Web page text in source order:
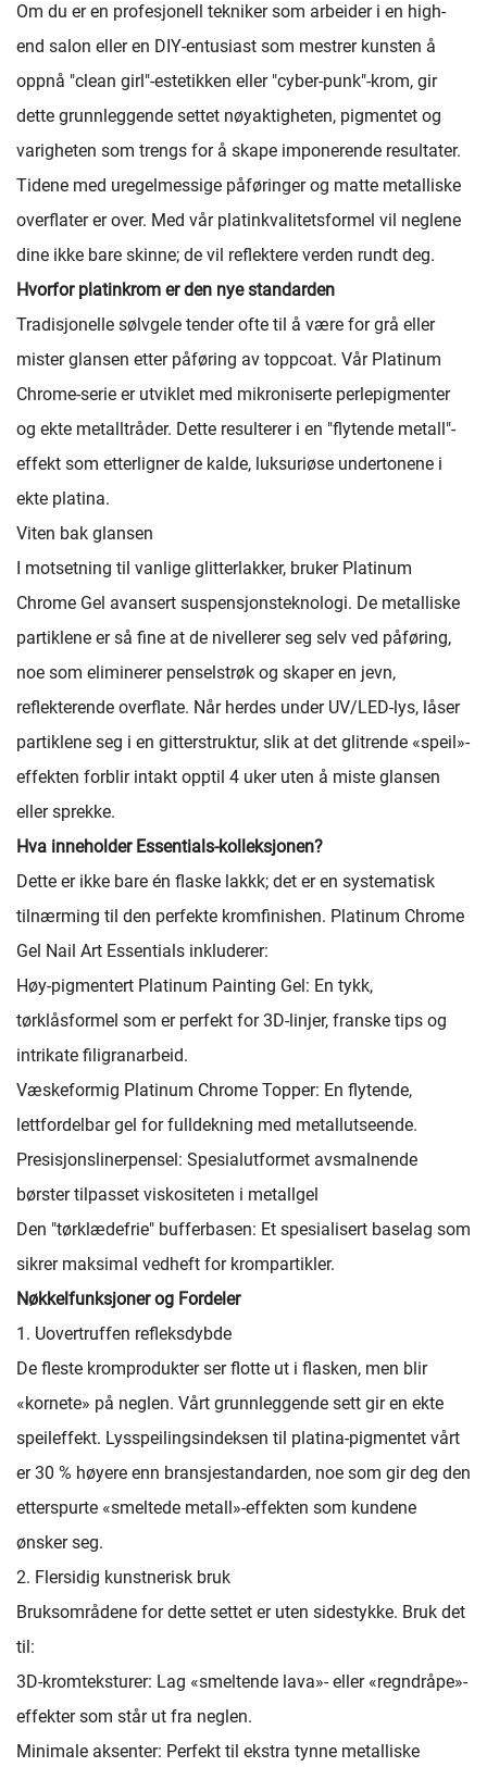
Om du er en profesjonell tekniker som arbeider i en high-
end salon eller en DIY-entusiast som mestrer kunsten å
oppnå "clean girl"-estetikken eller "cyber-punk"-krom, gir
dette grunnleggende settet nøyaktigheten, pigmentet og
varigheten som trengs for å skape imponerende resultater.
Tidene med uregelmessige påføringer og matte metalliske
overflater er over. Med vår platinkvalitetsformel vil neglene
dine ikke bare skinne; de vil reflektere verden rundt deg.
Hvorfor platinkrom er den nye standarden
Tradisjonelle sølvgele tender ofte til å være for grå eller
mister glansen etter påføring av toppcoat. Vår Platinum
Chrome-serie er utviklet med mikroniserte perlepigmenter
og ekte metalltråder. Dette resulterer i en "flytende metall"-
effekt som etterligner de kalde, luksuriøse undertonene i
ekte platina.
Viten bak glansen
I motsetning til vanlige glitterlakker, bruker Platinum
Chrome Gel avansert suspensjonsteknologi. De metalliske
partiklene er så fine at de nivellerer seg selv ved påføring,
noe som eliminerer penselstrøk og skaper en jevn,
reflekterende overflate. Når herdes under UV/LED-lys, låser
partiklene seg i en gitterstruktur, slik at det glitrende «speil»-
effekten forblir intakt opptil 4 uker uten å miste glansen
eller sprekke.
Hva inneholder Essentials-kolleksjonen?
Dette er ikke bare én flaske lakkk; det er en systematisk
tilnærming til den perfekte kromfinishen. Platinum Chrome
Gel Nail Art Essentials inkluderer:
Høy-pigmentert Platinum Painting Gel: En tykk,
tørklåsformel som er perfekt for 3D-linjer, franske tips og
intrikate filigranarbeid.
Væskeformig Platinum Chrome Topper: En flytende,
lettfordelbar gel for fulldekning med metallutseende.
Presisjonslinerpensel: Spesialutformet avsmalnende
børster tilpasset viskositeten i metallgel
Den "tørklædefrie" bufferbasen: Et spesialisert baselag som
sikrer maksimal vedheft for krompartikler.
Nøkkelfunksjoner og Fordeler
1. Uovertruffen refleksdybde
De fleste kromprodukter ser flotte ut i flasken, men blir
«kornete» på neglen. Vårt grunnleggende sett gir en ekte
speileffekt. Lysspeilingsindeksen til platina-pigmentet vårt
er 30 % høyere enn bransjestandarden, noe som gir deg den
etterspurte «smeltede metall»-effekten som kundene
ønsker seg.
2. Flersidig kunstnerisk bruk
Bruksområdene for dette settet er uten sidestykke. Bruk det
til:
3D-kromteksturer: Lag «smeltende lava»- eller «regndråpe»-
effekter som står ut fra neglen.
Minimale aksenter: Perfekt til ekstra tynne metalliske